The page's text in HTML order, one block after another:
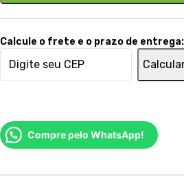
Calcule o frete e o prazo de entrega:
Compre pelo WhatsApp!